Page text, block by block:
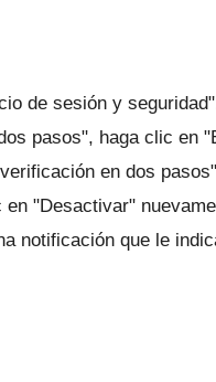
de sesión y
pasos", haga clic en
en dos
"Desactivar"
notificación que le